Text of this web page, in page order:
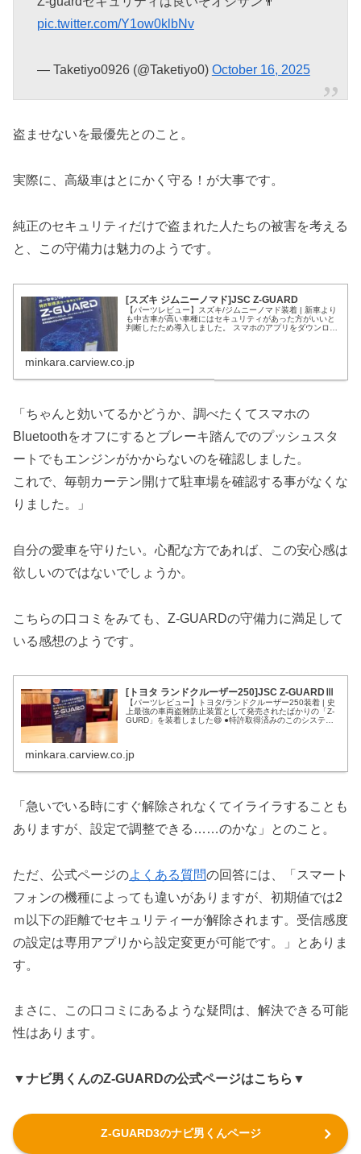
pic.twitter.com/Y1ow0klbNv
— Taketiyo0926 (@Taketiyo0) October 16, 2025
盗ませないを最優先とのこと。
実際に、高級車はとにかく守る！が大事です。
純正のセキュリティだけで盗まれた人たちの被害を考える
と、この守備力は魅力のようです。
[スズキ ジムニーノマド]JSC Z-GUARD
【パーツレビュー】スズキ/ジムニーノマド装着 | 新車より
も中古車が高い車種にはセキュリティがあった方がいいと
判断したため導入しました。 スマホのアプリをダウンロー
minkara.carview.co.jp
「ちゃんと効いてるかどうか、調べたくてスマホの
Bluetoothをオフにするとブレーキ踏んでのプッシュスタ
ートでもエンジンがかからないのを確認しました。
これで、毎朝カーテン開けて駐車場を確認する事がなくな
りました。」
自分の愛車を守りたい。心配な方であれば、この安心感は
欲しいのではないでしょうか。
こちらの口コミをみても、Z-GUARDの守備力に満足して
いる感想のようです。
[トヨタ ランドクルーザー250]JSC Z-GUARDⅢ
【パーツレビュー】トヨタ/ランドクルーザー250装着 | 史
上最強の車両盗難防止装置として発売されたばかりの「Z-
GURD」を装着しました😄 ●特許取得済みのこのシステム
minkara.carview.co.jp
「急いでいる時にすぐ解除されなくてイライラすることも
ありますが、設定で調整できる……のかな」とのこと。
ただ、公式ページのよくある質問の回答には、「スマート
フォンの機種によっても違いがありますが、初期値では2
ｍ以下の距離でセキュリティーが解除されます。受信感度
の設定は専用アプリから設定変更が可能です。」とありま
す。
まさに、この口コミにあるような疑問は、解決できる可能
性はあります。
▼ナビ男くんのZ-GUARDの公式ページはこちら▼
Z-GUARD3のナビ男くんページ